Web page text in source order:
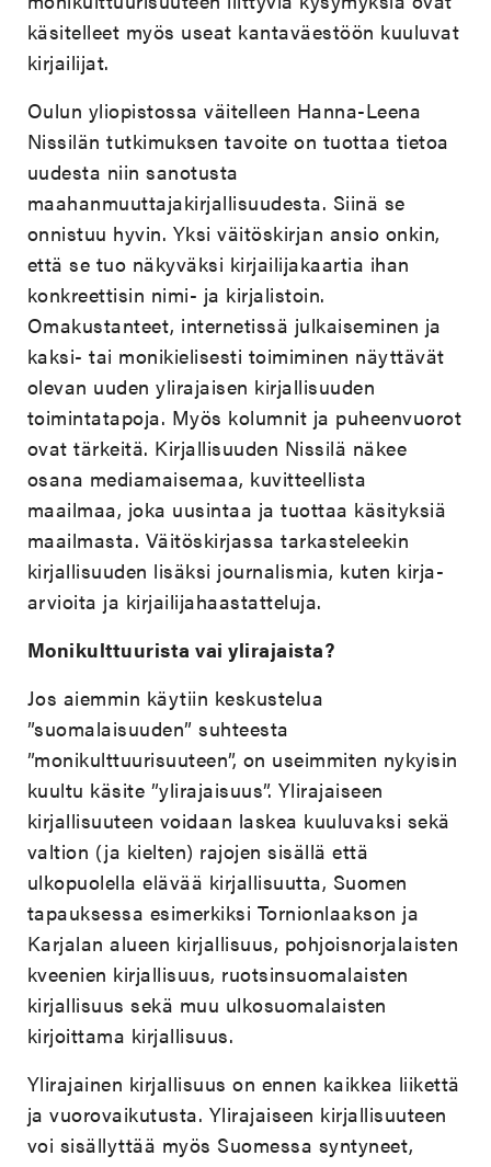
käsitelleet myös useat kantaväestöön kuuluvat
kirjailijat.
Oulun yliopistossa väitelleen Hanna-Leena
Nissilän tutkimuksen tavoite on tuottaa tietoa
uudesta niin sanotusta
maahanmuuttajakirjallisuudesta. Siinä se
onnistuu hyvin. Yksi väitöskirjan ansio onkin,
että se tuo näkyväksi kirjailijakaartia ihan
konkreettisin nimi- ja kirjalistoin.
Omakustanteet, internetissä julkaiseminen ja
kaksi- tai monikielisesti toimiminen näyttävät
olevan uuden ylirajaisen kirjallisuuden
toimintatapoja. Myös kolumnit ja puheenvuorot
ovat tärkeitä. Kirjallisuuden Nissilä näkee
osana mediamaisemaa, kuvitteellista
maailmaa, joka uusintaa ja tuottaa käsityksiä
maailmasta. Väitöskirjassa tarkasteleekin
kirjallisuuden lisäksi journalismia, kuten kirja-
arvioita ja kirjailijahaastatteluja.
Monikulttuurista vai ylirajaista?
Jos aiemmin käytiin keskustelua
”suomalaisuuden” suhteesta
”monikulttuurisuuteen”, on useimmiten nykyisin
kuultu käsite ”ylirajaisuus”. Ylirajaiseen
kirjallisuuteen voidaan laskea kuuluvaksi sekä
valtion (ja kielten) rajojen sisällä että
ulkopuolella elävää kirjallisuutta, Suomen
tapauksessa esimerkiksi Tornionlaakson ja
Karjalan alueen kirjallisuus, pohjoisnorjalaisten
kveenien kirjallisuus, ruotsinsuomalaisten
kirjallisuus sekä muu ulkosuomalaisten
kirjoittama kirjallisuus.
Ylirajainen kirjallisuus on ennen kaikkea liikettä
ja vuorovaikutusta. Ylirajaiseen kirjallisuuteen
voi sisällyttää myös Suomessa syntyneet,